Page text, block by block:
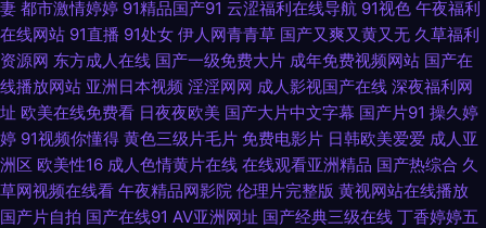
产伊是大成人 国产福利合集99 91vv视频在线观看 超碰福利导航 成人涩在线
国产91传媒在线观看 婷婷五月天色婷 欧美亚色色片 日本老湿机啪啪视频 欧
美少女性交 国产传媒在线91 91麻豆久久 男人天堂网手机版 欧美性处女精品
欧州专区 人妻丝袜色图 五月美眉被操 一级片欧美 影音先锋av无码 91白丝秘
妻 都市激情婷婷 91精品国产91 云涩福利在线导航 91视色 午夜福利
在线网站 91直播 91处女 伊人网青青草 国产又爽又黄又无 久草福利
资源网 东方成人在线 国产一级免费大片 成年免费视频网站 国产在
线播放网站 亚洲日本视频 淫淫网网 成人影视国产在线 深夜福利网
址 欧美在线免费看 日夜夜欧美 国产大片中文字幕 国产片91 操久婷
婷 91视频你懂得 黄色三级片毛片 免费电影片 日韩欧美爱爱 成人亚
洲区 欧美性16 成人色情黄片在线 在线观看亚洲精品 国产热综合 久
草网视频在线看 午夜精品网影院 伦理片完整版 黄视网站在线播放
国产片自拍 国产在线91 AV亚洲网址 国产经典三级在线 丁香婷婷五